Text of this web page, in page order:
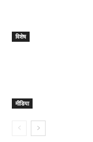
विशेष
मीडिया